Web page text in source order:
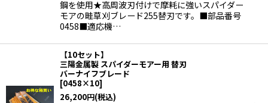
鋼を使用★高周波刃付けで摩耗に強いスパイダー
モアの畦草刈ブレード255替刃です。■部品番号
0458■適応機…
【10セット】
三陽金属製 スパイダーモアー用 替刃
バーナイフブレード
[0458×10]
26,200円(税込)